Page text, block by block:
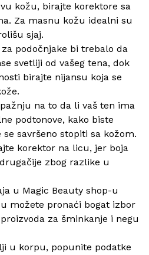
kožu, birajte korektore sa
Za masnu kožu idealni su
sjaj.
podočnjake bi trebalo da
svetliji od vašeg tena, dok
birajte nijansu koja se
na to da li vaš ten ima
podtonove, kako biste
savršeno stopiti sa kožom.
korektor na licu, jer boja
zbog razlike u
u Magic Beauty shop-u
možete pronaći bogat izbor
za šminkanje i negu
u korpu, popunite podatke